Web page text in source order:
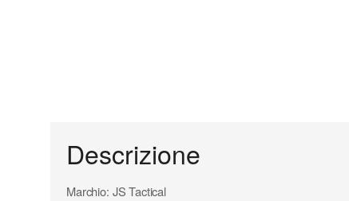
Descrizione
Marchio: JS Tactical